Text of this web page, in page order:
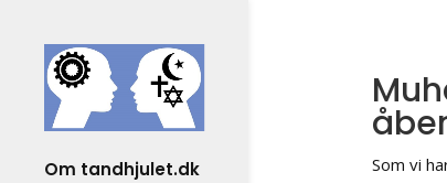
Om tandhjulet.dk
Som vi